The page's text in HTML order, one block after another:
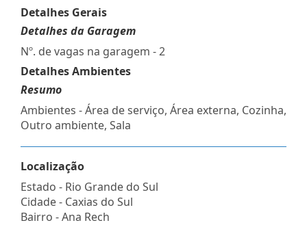
Detalhes Gerais
Detalhes da Garagem
Nº. de vagas na garagem - 2
Detalhes Ambientes
Resumo
Ambientes - Área de serviço, Área externa, Cozinha,
Outro ambiente, Sala
Localização
Estado - Rio Grande do Sul
Cidade - Caxias do Sul
Bairro -Ana Rech